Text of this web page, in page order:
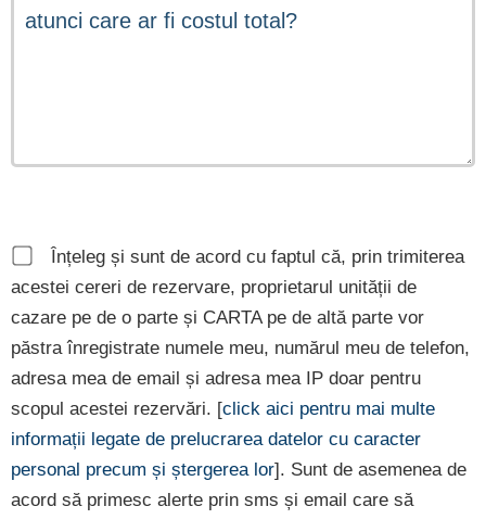
Înțeleg și sunt de acord cu faptul că, prin trimiterea
acestei cereri de rezervare, proprietarul unității de
cazare pe de o parte și CARTA pe de altă parte vor
păstra înregistrate numele meu, numărul meu de telefon,
adresa mea de email și adresa mea IP doar pentru
scopul acestei rezervări. [click aici pentru mai multe
informații legate de prelucrarea datelor cu caracter
personal precum și ștergerea lor]. Sunt de asemenea de
acord să primesc alerte prin sms și email care să